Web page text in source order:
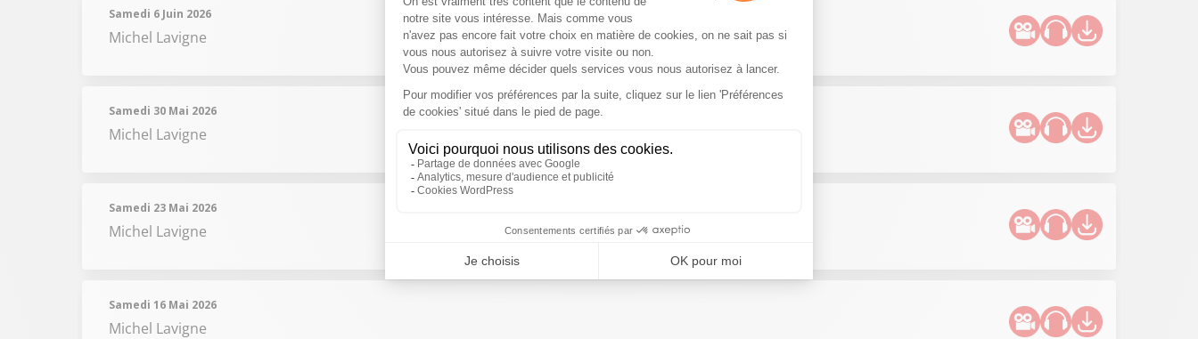
Samedi 6 Juin 2026
Michel Lavigne
Samedi 30 Mai 2026
Michel Lavigne
Samedi 23 Mai 2026
Michel Lavigne
Samedi 16 Mai 2026
Michel Lavigne